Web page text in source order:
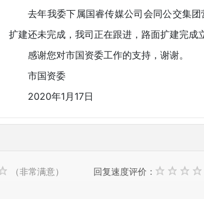
去年我委下属国睿传媒公司会同公交集
扩建还未完成，我司正在跟进，路面扩建完成
感谢您对市国资委工作的支持，谢谢。
市国资委
2020年1月17日
（非常满意） 回复速度评价：